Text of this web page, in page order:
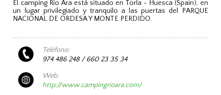
El camping Río Ara está situado en Torla - Huesca (Spain), en
un lugar privilegiado y tranquilo a las puertas del PARQUE
NACIONAL DE ORDESA Y MONTE PERDIDO.
Teléfono:
974 486 248 / 660 23 35 34
Web:
http://www.campingrioara.com/